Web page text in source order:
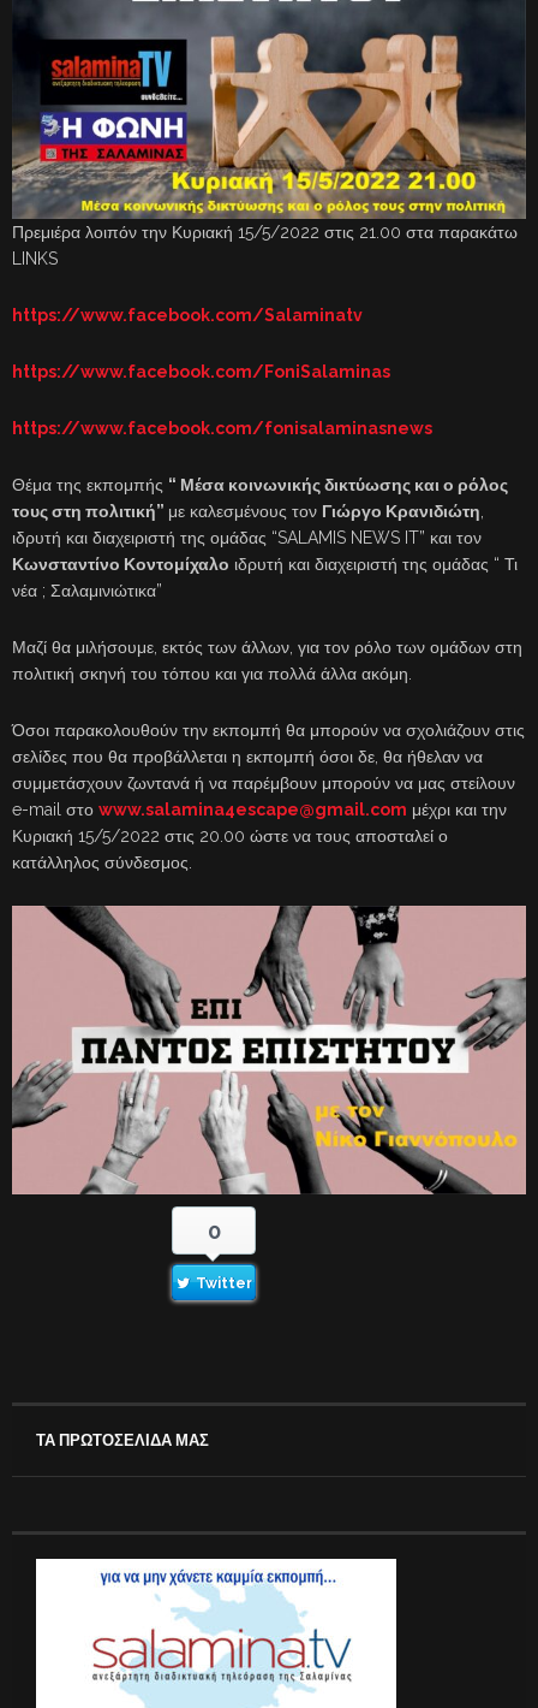
Πρεμιέρα λοιπόν την Κυριακή 15/5/2022 στις 21.00 στα παρακάτω
LINKS
https://www.facebook.com/Salaminatv
https://www.facebook.com/FoniSalaminas
https://www.facebook.com/fonisalaminasnews
Θέμα της εκπομπής “ Μέσα κοινωνικής δικτύωσης και ο ρόλος
τους στη πολιτική” με καλεσμένους τον Γιώργο Κρανιδιώτη
ιδρυτή και διαχειριστή της ομάδας “SALAMIS NEWS IT” και τον
Κωνσταντίνο Κοντομίχαλο ιδρυτή και διαχειριστή της ομάδας “ Τι
νέα ; Σαλαμινιώτικα”
Μαζί θα μιλήσουμε, εκτός των άλλων, για τον ρόλο των ομάδων στη
πολιτική σκηνή του τόπου και για πολλά άλλα ακόμη.
Όσοι παρακολουθούν την εκπομπή θα μπορούν να σχολιάζουν στις
σελίδες που θα προβάλλεται η εκπομπή όσοι δε, θα ήθελαν να
συμμετάσχουν ζωντανά ή να παρέμβουν μπορούν να μας στείλουν
e-mail στο www.salamina4escape@gmail.com μέχρι και την
Κυριακή 15/5/2022 στις 20.00 ώστε να τους αποσταλεί ο
κατάλληλος σύνδεσμος.
0
Twitter
ΤΑ ΠΡΩΤΟΣΕΛΙΔΑ ΜΑΣ